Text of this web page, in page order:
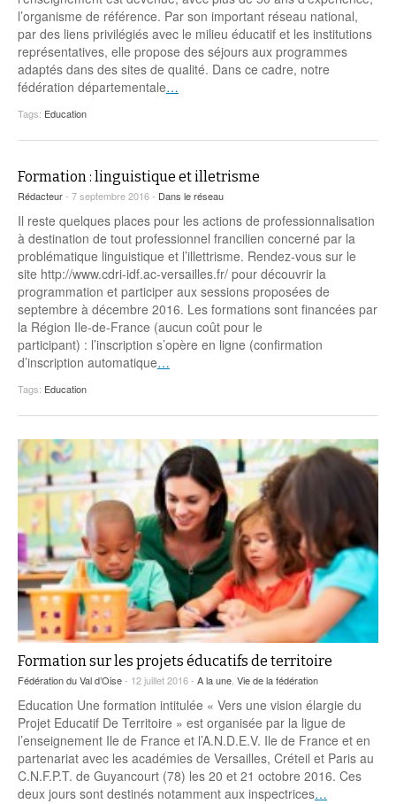
Malle pédagogique « Parcours d’exils
d’hier et d’aujourd’hui »
Espace bénévoles
Story play’r
La ligue 95 et Recyclivre
Education aux médias
Les veilleurs de l’info
Education verte
Formation Eco-délégué.es
Actualité Ecole
… Formations BAFD
Pour s’inscrire
Actualités loisirs
l’organisme de référence. Par son important réseau national,
par des liens privilégiés avec le milieu éducatif et les institutions
représentatives, elle propose des séjours aux programmes
adaptés dans des sites de qualité. Dans ce cadre, notre
fédération départementale…
Tags: Education
Formation : linguistique et illetrisme
Rédacteur- 7 septembre 2016 - Dans le réseau
Il reste quelques places pour les actions de professionnalisation
à destination de tout professionnel francilien concerné par la
problématique linguistique et l’illettrisme. Rendez-vous sur le
site http://www.cdri-idf.ac-versailles.fr/ pour découvrir la
programmation et participer aux sessions proposées de
septembre à décembre 2016. Les formations sont financées par
la Région Ile-de-France (aucun coût pour le
participant) : l’inscription s’opère en ligne (confirmation
d’inscription automatique…
Tags: Education
Formation sur les projets éducatifs de territoire
Fédération du Val d’Oise- 12 juillet 2016 - A la une Vie de la fédération
Education Une formation intitulée « Vers une vision élargie du
Projet Educatif De Territoire » est organisée par la ligue de
l’enseignement Ile de France et l’A.N.D.E.V. Ile de France et en
partenariat avec les académies de Versailles, Créteil et Paris au
C.N.F.P.T. de Guyancourt (78) les 20 et 21 octobre 2016. Ces
deux jours sont destinés notamment aux inspectrices…